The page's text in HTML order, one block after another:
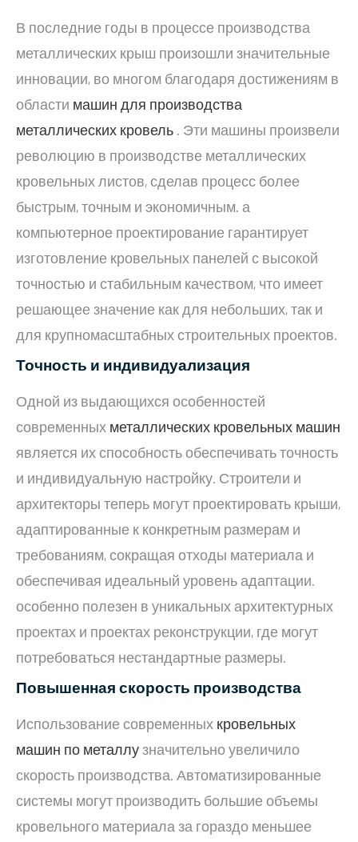
В последние годы в процессе производства
металлических крыш произошли значительные
инновации, во многом благодаря достижениям в
области машин для производства
металлических кровель . Эти машины произвели
революцию в производстве металлических
кровельных листов, сделав процесс более
быстрым, точным и экономичным. а
компьютерное проектирование гарантирует
изготовление кровельных панелей с высокой
точностью и стабильным качеством, что имеет
решающее значение как для небольших, так и
для крупномасштабных строительных проектов.
Точность и индивидуализация
Одной из выдающихся особенностей
современных металлических кровельных машин
является их способность обеспечивать точность
и индивидуальную настройку. Строители и
архитекторы теперь могут проектировать крыши,
адаптированные к конкретным размерам и
требованиям, сокращая отходы материала и
обеспечивая идеальный уровень адаптации.
особенно полезен в уникальных архитектурных
проектах и ​​проектах реконструкции, где могут
потребоваться нестандартные размеры.
Повышенная скорость производства
Использование современных кровельных
машин по металлузначительно увеличило
скорость производства. Автоматизированные
системы могут производить большие объемы
кровельного материала за гораздо меньшее